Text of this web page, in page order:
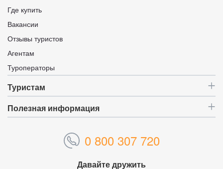
Где купить
Вакансии
Отзывы туристов
Агентам
Туроператоры
Туристам
Полезная информация
0 800 307 720
Давайте дружить